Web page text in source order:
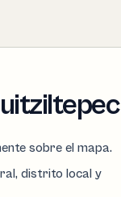
sobre el mapa.
distrito local y